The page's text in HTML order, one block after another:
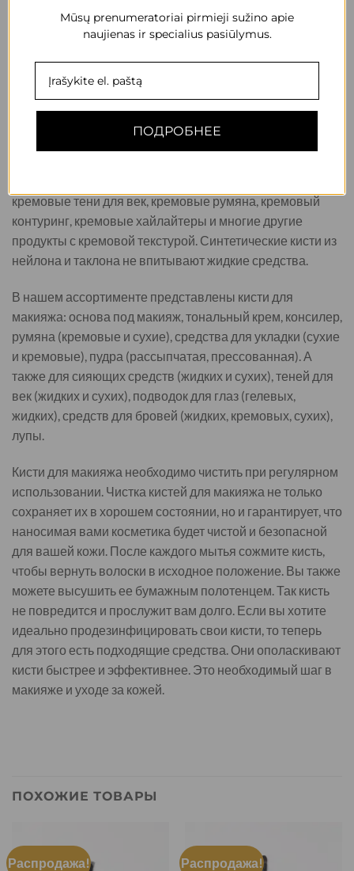
Кисти из натурального волоса пористые, и их нельзя
связано с тем, что они будут впитывать продукт в себя и
тем самым быстрее повреждаться.
использования только с кремовыми продуктами -
кремовые тени для век, кремовые румяна, кремовый
контуринг, кремовые хайлайтеры и многие другие
продукты с кремовой текстурой. Синтетические кисти из
нейлона и таклона не впитывают жидкие средства.
В нашем ассортименте представлены кисти для
макияжа: основа под макияж, тональный крем, консилер,
румяна (кремовые и сухие), средства для укладки (сухие
и кремовые), пудра (рассыпчатая, прессованная). А
также для сияющих средств (жидких и сухих), теней для
век (жидких и сухих), подводок для глаз (гелевых,
жидких), средств для бровей (жидких, кремовых, сухих),
лупы.
Кисти для макияжа необходимо чистить при регулярном
использовании. Чистка кистей для макияжа не только
сохраняет их в хорошем состоянии, но и гарантирует, что
наносимая вами косметика будет чистой и безопасной
для вашей кожи. После каждого мытья сожмите кисть,
чтобы вернуть волоски в исходное положение. Вы также
можете высушить ее бумажным полотенцем. Так кисть
не повредится и прослужит вам долго. Если вы хотите
идеально продезинфицировать свои кисти, то теперь
для этого есть подходящие средства. Они ополаскивают
кисти быстрее и эффективнее. Это необходимый шаг в
макияже и уходе за кожей.
ПОХОЖИЕ ТОВАРЫ
Распродажа! Распродажа!
Mūsų prenumeratoriai pirmieji sužino apie
naujienas ir specialius pasiūlymus.
ПОДРОБНЕЕ